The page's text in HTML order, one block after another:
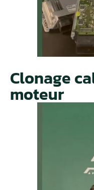
Clonage
moteur